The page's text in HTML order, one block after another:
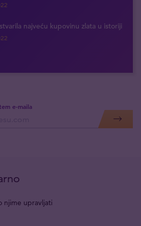
najveću kupovinu zlata u istoriji
e-maila
njime upravljati